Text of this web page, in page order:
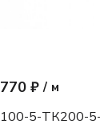
770 ₽ / м
100-5-ТК200-